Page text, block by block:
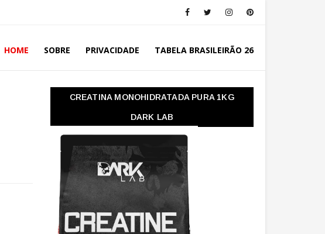
HOME SOBRE PRIVACIDADE TABELA BRASILEIRÃO 26
CREATINA MONOHIDRATADA PURA 1KG
DARK LAB